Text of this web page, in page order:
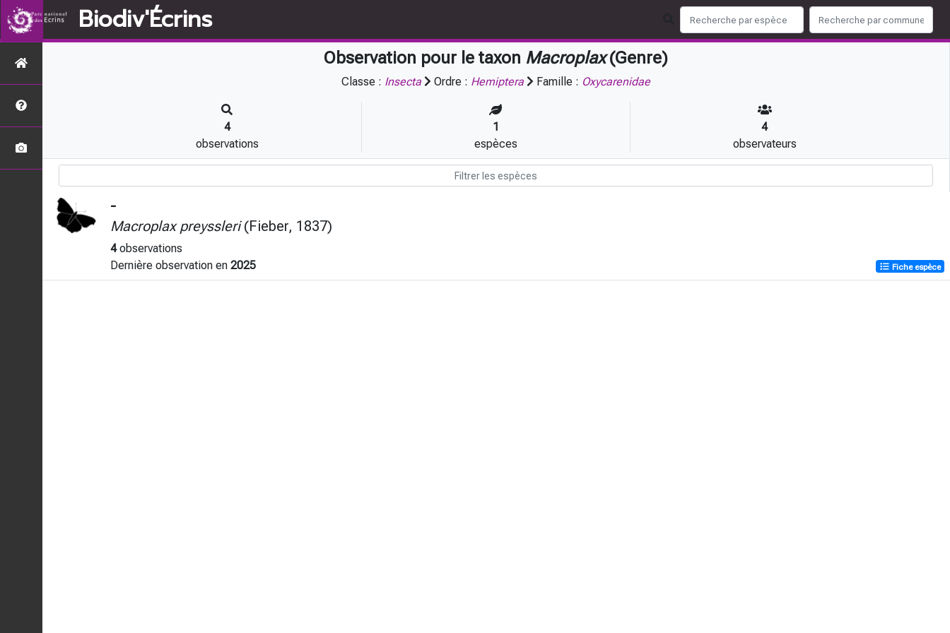
Biodiv'Écrins
Observation pour le taxon Macroplax(Genre)
Classe : Insecta Ordre : Hemiptera Famille : Oxycarenidae
4
observations
1
espèces
4
observateurs
-
Macroplax preyssleri(Fieber, 1837)
4observations
Dernière observation en 2025 Fiche espèce